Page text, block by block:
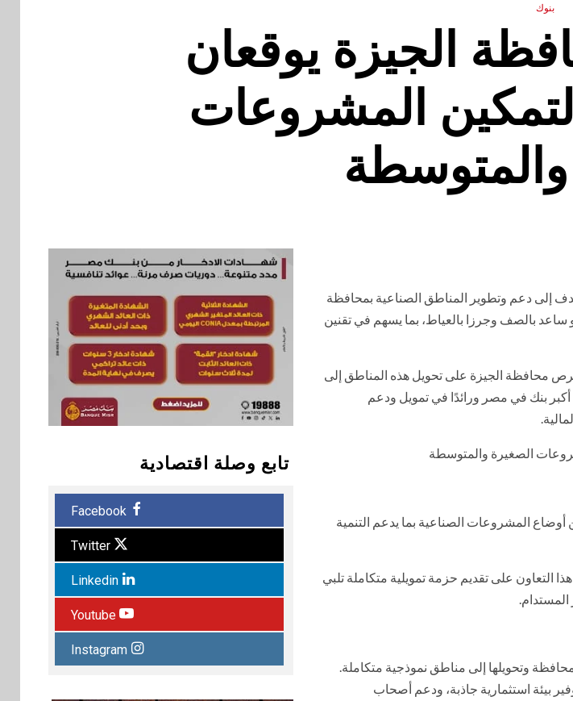
بنوك
الجيزة يوقعان
المشروعات
والمتوسطة
إلى دعم وتطوير المناطق الصناعية بمحافظة
بالصف وجرزا بالعياط، بما يسهم في تقنين
محافظة الجيزة على تحويل هذه المناطق إلى
أكبر بنك في مصر ورائدًا في تمويل ودعم
أوضاع المشروعات الصناعية بما يدعم التنمية
التعاون على تقديم حزمة تمويلية متكاملة تلبي
وتحويلها إلى مناطق نموذجية متكاملة.
بيئة استثمارية جاذبة، ودعم أصحاب
تابع وصلة اقتصادية
Facebook
Twitter
Linkedin
Youtube
Instagram